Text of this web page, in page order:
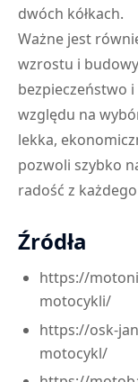
dwóch kółkach.
Ważne jest
wzrostu i budowy
bezpieczeństwo
względu na
lekka,
pozwoli szybko
radość z
Źródła
https://
motocykli/
https://osk-
motocykl/